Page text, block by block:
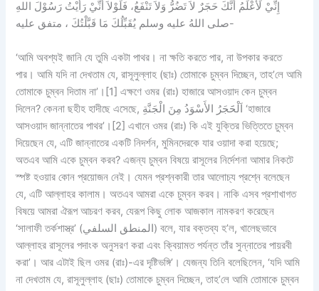
إِنِّيْ لَأَعْلَمُ أَنَّكَ حَجَرٌ لاَ تَضُرُّ وَلاَ تَنْفَعُ، فَلَوْلاَ أَنِّيْ رَأَيْتُ رَسُوْلَ اللهِ
صلى اللهُ عليه وسلم يُقَبِّلُكَ مَا قَبَّلْتُكَ ، متفق عليه-
‘আমি অবশ্যই জানি যে তুমি একটা পাথর। না ক্ষতি করতে পার, না উপকার করতে
পার। আমি যদি না দেখতাম যে, রাসূলুল্লাহ (ছাঃ) তোমাকে চুম্বন দিচ্ছেন, তাহ’লে আমি
তোমাকে চুম্বন দিতাম না’।[1] এক্ষণে ওমর (রাঃ) হাজারে আসওয়াদ কেন চুম্বন
দিলেন? কেননা ছহীহ হাদীছে এসেছে, اَلْحََجَرُ الأَسْوَدُ مِنَ الْجَنَّةِ ‘হাজারে
আসওয়াদ জান্নাতের পাথর’।[2] এখানে ওমর (রাঃ) কি এই যুক্তির ভিত্তিতে চুম্বন
দিয়েছেন যে, এটি জান্নাতের একটি নিদর্শন, মুমিনদেরকে যার ওয়াদা করা হয়েছে;
অতএব আমি একে চুম্বন করব? এজন্য চুম্বন বিষয়ে রাসূলের নির্দেশনা আমার নিকটে
স্পষ্ট হওয়ার কোন প্রয়োজন নেই। যেমন প্রশ্নকারী তার আলোচ্য প্রশ্নে বলেছেন
যে, এটি আল্লাহর কালাম। অতএব আমরা একে চুম্বন করব। নাকি এসব প্রশাখাগত
বিষয়ে আমরা ঐরূপ আচরণ করব, যেরূপ কিছু লোক আজকাল নামকরণ করেছেন
‘সালাফী তর্কশাস্ত্র’ (المنطق السلفي) বলে, যার বক্তব্য হ’ল, খালেছভাবে
আল্লাহর রাসূলের পদাংক অনুসরণ করা এবং ক্বিয়ামত পর্যন্ত তাঁর সুন্নাতের পায়রবী
করা’। আর এটাই ছিল ওমর (রাঃ)-এর দৃষ্টিভঙ্গি’। যেজন্য তিনি বলেছিলেন, ‘যদি আমি
না দেখতাম যে, রাসূলুল্লাহ (ছাঃ) তোমাকে চুম্বন দিচ্ছেন, তাহ’লে আমি তোমাকে চুম্বন